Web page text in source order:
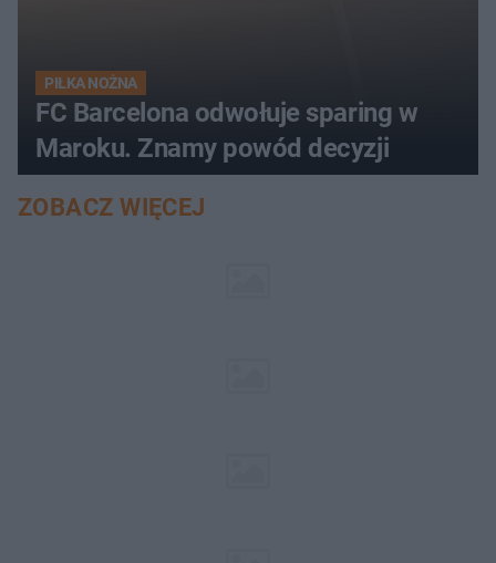
PIŁKA NOŻNA
FC Barcelona odwołuje sparing w
Maroku. Znamy powód decyzji
ZOBACZ WIĘCEJ